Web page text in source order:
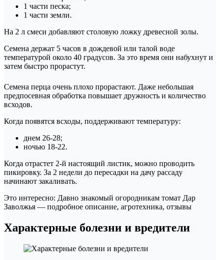
1 части песка;
1 части земли.
На 2 л смеси добавляют столовую ложку древесной золы.
Семена держат 5 часов в дождевой или талой воде
температурой около 40 градусов. За это время они набухнут и
затем быстро прорастут.
Семена перца очень плохо прорастают. Даже небольшая
предпосевная обработка повышает дружность и количество
всходов.
Когда появятся всходы, поддерживают температуру:
днем 26-28;
ночью 18-22.
Когда отрастет 2-й настоящий листик, можно проводить
пикировку. За 2 недели до пересадки на дачу рассаду
начинают закаливать.
Это интересно: Давно знакомый огородникам томат Дар
Заволжья — подробное описание, агротехника, отзывы
Характерные болезни и вредители